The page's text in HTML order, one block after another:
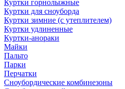
Куртки горнолыжные
Куртки для сноуборда
Куртки зимние (с утеплителем)
Куртки удлиненные
Куртки-анораки
Майки
Пальто
Парки
Перчатки
Сноубордические комбинезоны